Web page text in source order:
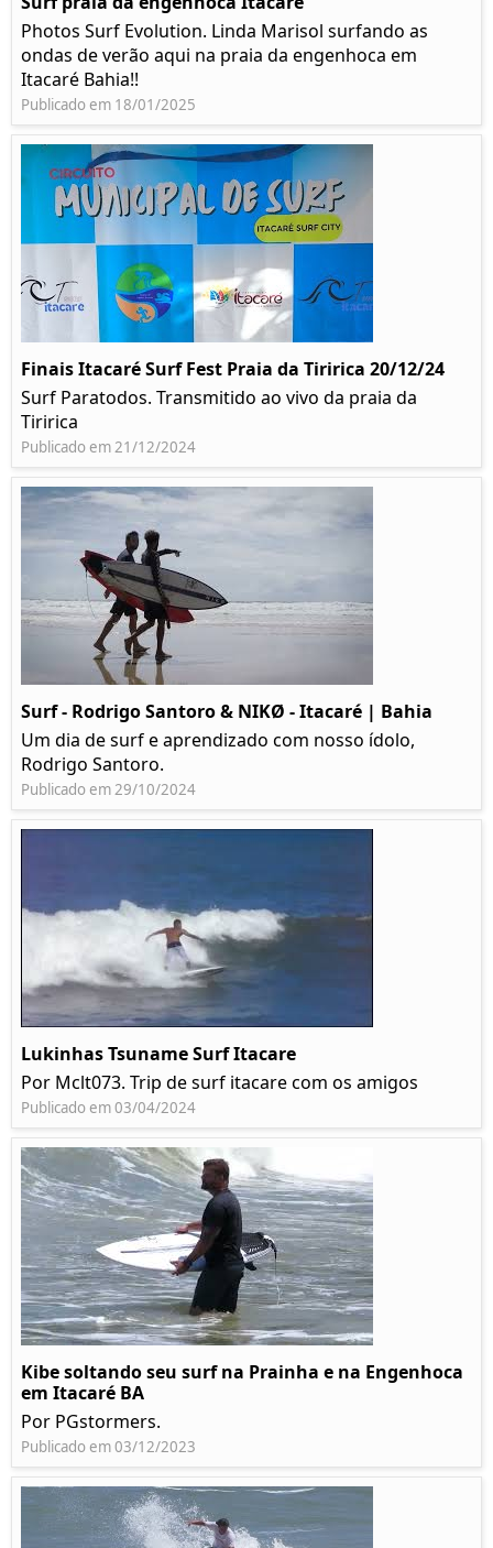
Photos Surf Evolution. Linda Marisol surfando as
ondas de verão aqui na praia da engenhoca em
Itacaré Bahia!!
Publicado em 18/01/2025
Finais Itacaré Surf Fest Praia da Tiririca 20/12/24
Surf Paratodos. Transmitido ao vivo da praia da
Tiririca
Publicado em 21/12/2024
Surf - Rodrigo Santoro & NIKØ - Itacaré | Bahia
Um dia de surf e aprendizado com nosso ídolo,
Rodrigo Santoro.
Publicado em 29/10/2024
Lukinhas Tsuname Surf Itacare
Por Mclt073. Trip de surf itacare com os amigos
Publicado em 03/04/2024
Kibe soltando seu surf na Prainha e na Engenhoca
em Itacaré BA
Por PGstormers.
Publicado em 03/12/2023